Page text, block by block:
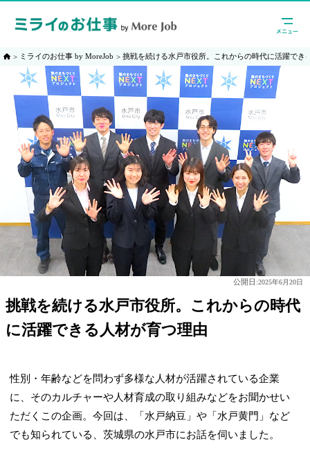
ミライのお仕事 by MoreJob 挑戦を続ける水戸市役所。これからの時代に活躍でき
公開日:2025年6月20日
挑戦を続ける水戸市役所。これからの時代
に活躍できる人材が育つ理由
性別・年齢などを問わず多様な人材が活躍されている企業
に、そのカルチャーや人材育成の取り組みなどをお聞かせい
ただくこの企画。今回は、「水戸納豆」や「水戸黄門」など
でも知られている、茨城県の水戸市にお話を伺いました。